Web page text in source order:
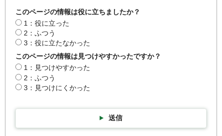
このページの情報は役に立ちましたか？
1：役に立った
2：ふつう
3：役に立たなかった
このページの情報は見つけやすかったですか？
1：見つけやすかった
2：ふつう
3：見つけにくかった
送信